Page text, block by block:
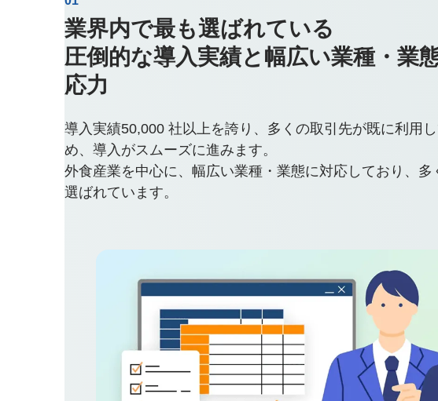
業界内で最も選ばれている
圧倒的な導入実績と幅広い業種・業
応力
導入実績50,000 社以上を誇り、多くの取引先が既に利用
め、導入がスムーズに進みます。
外食産業を中心に、幅広い業種・業態に対応しており、多
選ばれています。